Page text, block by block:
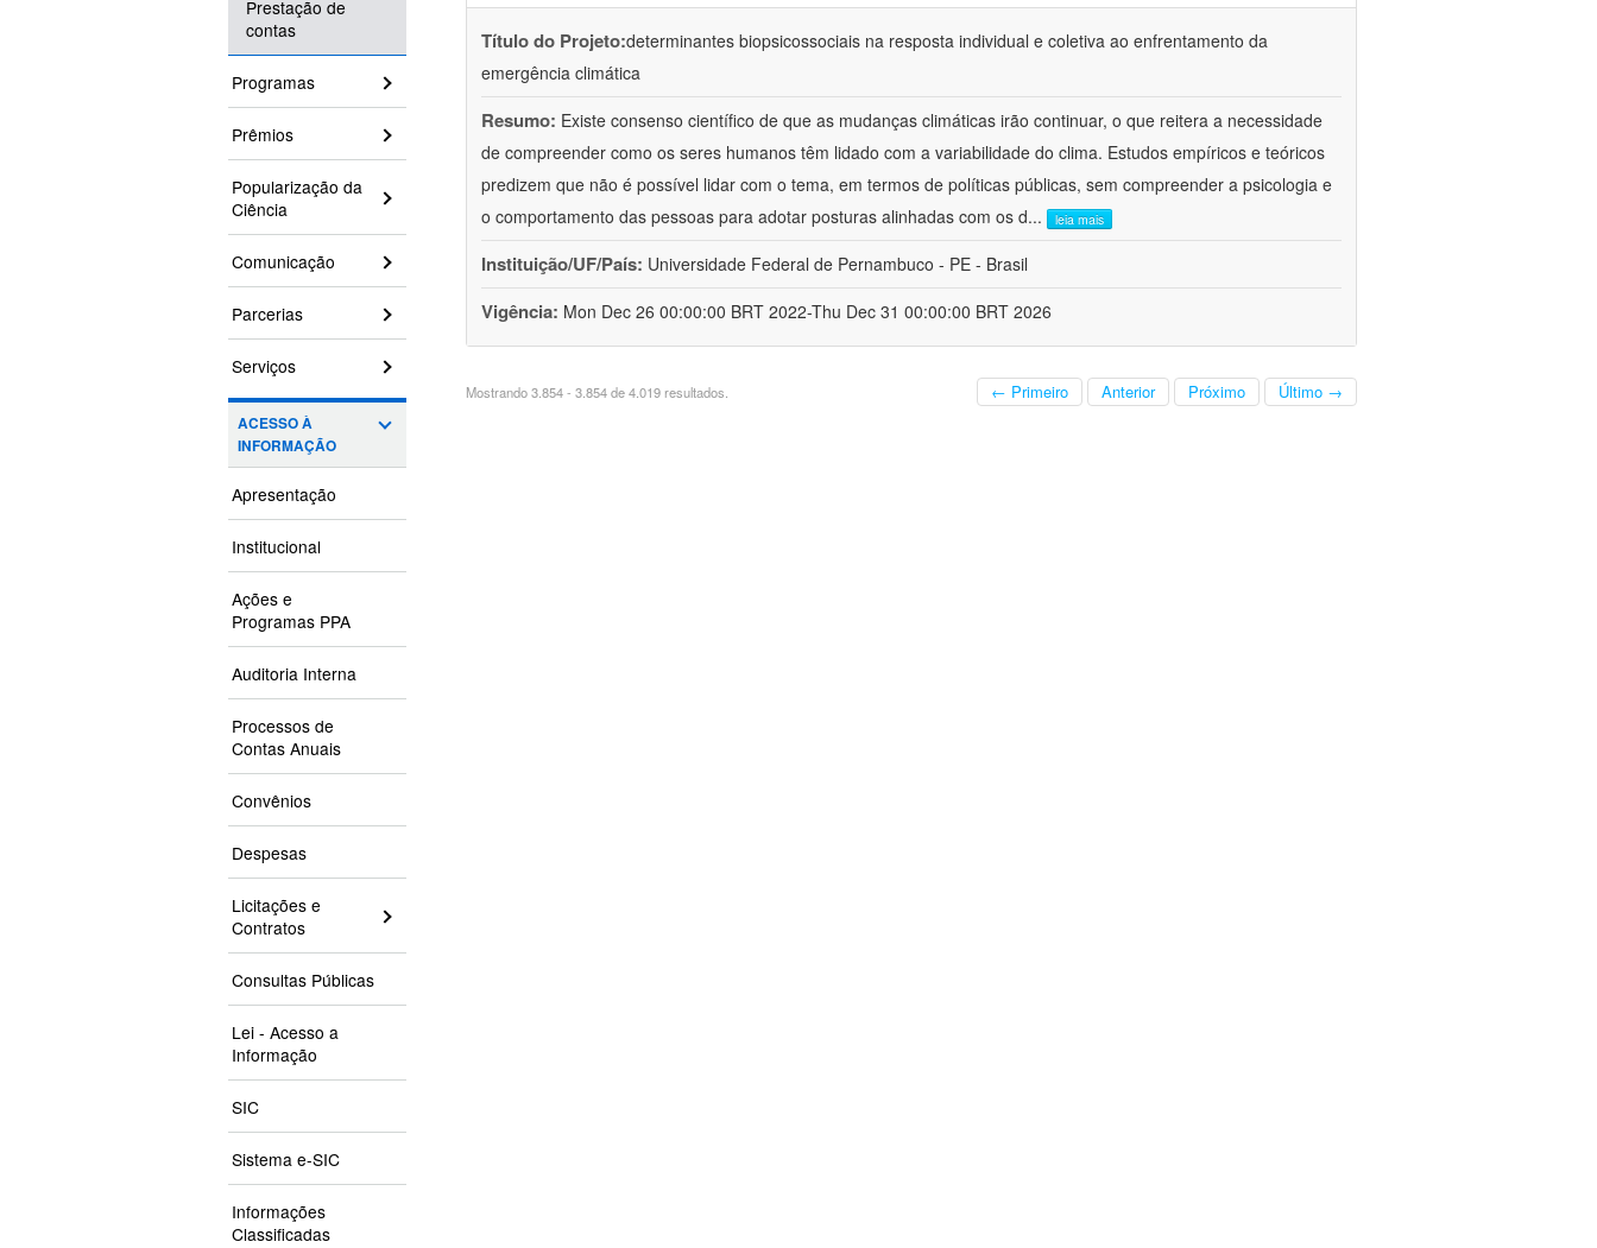
Prestação de
contas
Programas
Prêmios
Popularização da
Ciência
Comunicação
Parcerias
Serviços
ACESSO À
INFORMAÇÃO
Apresentação
Institucional
Ações e
Programas PPA
Auditoria Interna
Processos de
Contas Anuais
Convênios
Despesas
Licitações e
Contratos
Consultas Públicas
Lei - Acesso a
Informação
SIC
Sistema e-SIC
Informações
Classificadas
Título do Projeto:determinantes biopsicossociais na resposta individual e coletiva ao enfrentamento da
emergência climática
Resumo: Existe consenso científico de que as mudanças climáticas irão continuar, o que reitera a necessidade
de compreender como os seres humanos têm lidado com a variabilidade do clima. Estudos empíricos e teóricos
predizem que não é possível lidar com o tema, em termos de políticas públicas, sem compreender a psicologia e
o comportamento das pessoas para adotar posturas alinhadas com os d... leia mais
Instituição/UF/País: Universidade Federal de Pernambuco - PE - Brasil
Vigência: Mon Dec 26 00:00:00 BRT 2022-Thu Dec 31 00:00:00 BRT 2026
Mostrando 3.854 - 3.854 de 4.019 resultados. ← Primeiro Anterior Próximo Último →